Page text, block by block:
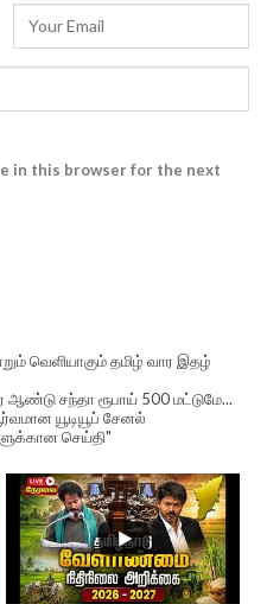
in this browser for the next
வெளியாகும் தமிழ் வார இதழ்
சந்தா ரூபாய் 500 மட்டுமே...
யூடியூப் சேனல்
செய்தி"